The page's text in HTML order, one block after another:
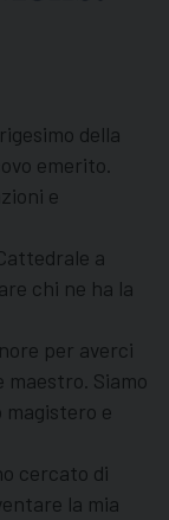
della
emerito.
e
a
chi ne ha la
per averci
maestro. Siamo
e
cercato di
la mia